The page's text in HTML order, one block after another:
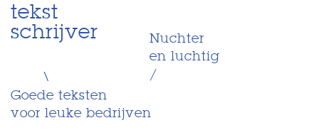
tekst
schrijver
\
Nuchter
en luchtig
/
Goede teksten
voor leuke bedrijven